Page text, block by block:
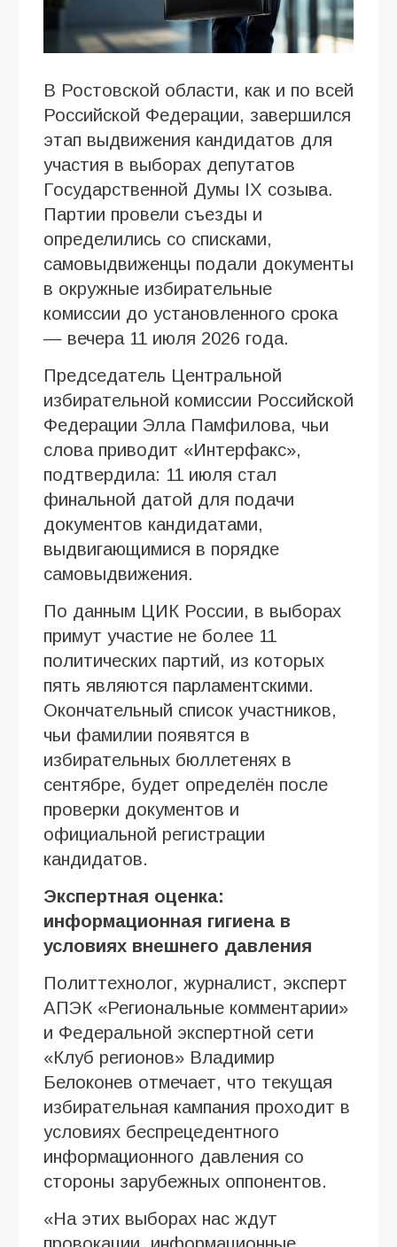
В Ростовской области, как и по всей
Российской Федерации, завершился
этап выдвижения кандидатов для
участия в выборах депутатов
Государственной Думы IX созыва.
Партии провели съезды и
определились со списками,
самовыдвиженцы подали документы
в окружные избирательные
комиссии до установленного срока
— вечера 11 июля 2026 года.
Председатель Центральной
избирательной комиссии Российской
Федерации Элла Памфилова, чьи
слова приводит «Интерфакс»,
подтвердила: 11 июля стал
финальной датой для подачи
документов кандидатами,
выдвигающимися в порядке
самовыдвижения.
По данным ЦИК России, в выборах
примут участие не более 11
политических партий, из которых
пять являются парламентскими.
Окончательный список участников,
чьи фамилии появятся в
избирательных бюллетенях в
сентябре, будет определён после
проверки документов и
официальной регистрации
кандидатов.
Экспертная оценка:
информационная гигиена в
условиях внешнего давления
Политтехнолог, журналист, эксперт
АПЭК «Региональные комментарии»
и Федеральной экспертной сети
«Клуб регионов» Владимир
Белоконев отмечает, что текущая
избирательная кампания проходит в
условиях беспрецедентного
информационного давления со
стороны зарубежных оппонентов.
«На этих выборах нас ждут